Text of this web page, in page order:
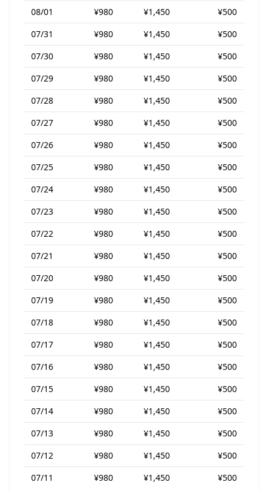
08/01 ¥980 ¥1,450
¥500
07/31
¥980 ¥1,450
¥500
07/30
¥980 ¥1,450
¥500
07/29
¥980 ¥1,450
¥500
07/28
¥980 ¥1,450
¥500
07/27
¥980 ¥1,450
¥500
07/26
¥980 ¥1,450
¥500
07/25
¥980 ¥1,450
¥500
07/24
¥980 ¥1,450
¥500
07/23
¥980 ¥1,450
¥500
07/22
¥980 ¥1,450
¥500
07/21
¥980 ¥1,450
¥500
07/20
¥980 ¥1,450
¥500
07/19
¥980 ¥1,450
¥500
07/18
¥980 ¥1,450
¥500
07/17
¥980 ¥1,450
¥500
07/16
¥980 ¥1,450
¥500
07/15
¥980 ¥1,450
¥500
07/14
¥980 ¥1,450
¥500
07/13
¥980 ¥1,450
¥500
07/12
¥980 ¥1,450
¥500
07/11
¥980 ¥1,450 ¥500